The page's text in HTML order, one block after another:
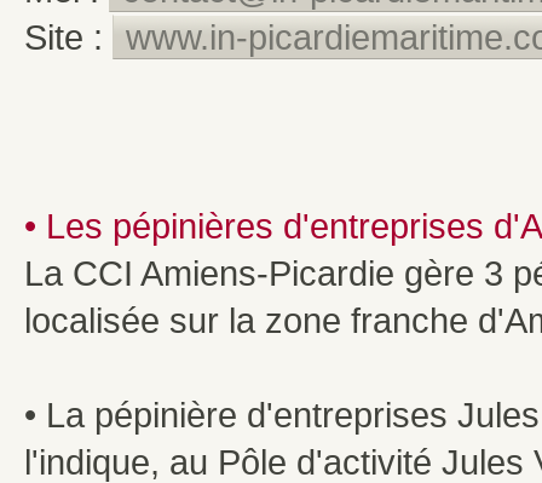
Site :
www.in-
• Les pépinières d'entreprises
La CCI Amiens-Picardie gère 3
localisée sur la zone franche
• La pépinière d'entreprises
l'indique, au Pôle d'activité